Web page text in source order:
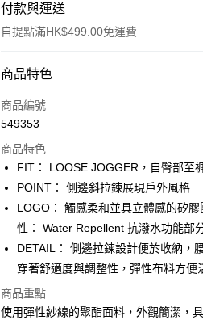
付款與運送
自提點滿HK$499.00免運費
付款方式
信用卡
Google Pay
AlipayHK
WeChat Pay
送貨方式
付款後順豐站及營業點
商品特色
商品編號
549353
商品特色
FIT： LOOSE JOGGER，自臀部至
POINT： 側邊斜拉鍊展現戶外風格
LOGO： 觸感柔和並具立體感的矽
性： Water Repellent 抗潑水功能部
DETAIL： 側邊拉鍊設計便於收納，
穿著舒適度與調整性，彈性布料方便
商品重點
使用彈性紗線的聚酯面料，外觀簡潔，